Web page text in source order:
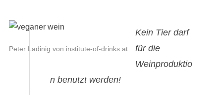
Peter Ladinig von institute-of-drinks.at
Kein Tier darf
für die
Weinproduktio
n benutzt werden!